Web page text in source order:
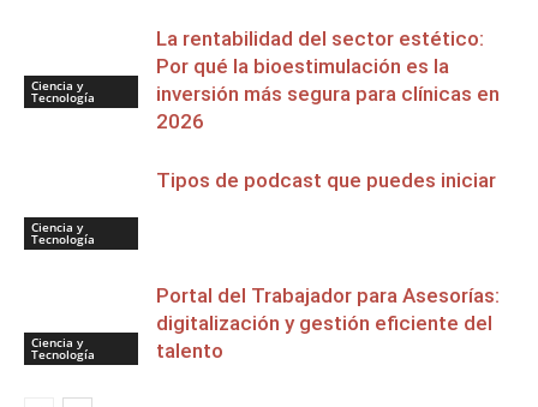
Ciencia y
Tecnología
La rentabilidad del sector estético:
Por qué la bioestimulación es la
inversión más segura para clínicas en
2026
Ciencia y
Tecnología
Tipos de podcast que puedes iniciar
Ciencia y
Tecnología
Portal del Trabajador para Asesorías:
digitalización y gestión eficiente del
talento